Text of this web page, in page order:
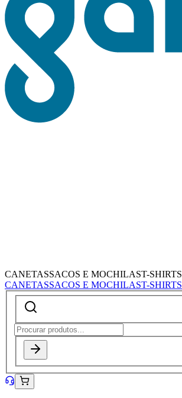
CANETASSACOS E MOCHILAST-SHIRTS
CANETASSACOS E MOCHILAST-SHIRTS